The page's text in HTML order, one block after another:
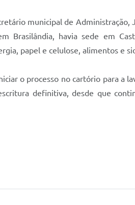
municipal de
havia sede em
papel e celulose, alimentos e
o processo no cartório para a
definitiva, desde que